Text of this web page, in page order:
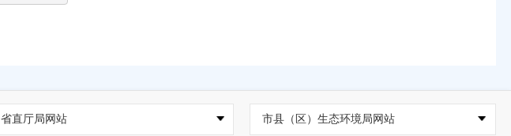
省直厅局网站 市县（区）生态环境局网站